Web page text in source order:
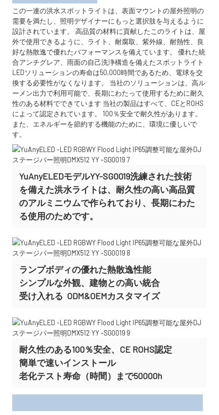
この一連の洪水スポットライトは、表面マウントの屋外照明の
需要を満たし、照明デザイナーにもっと選択肢を与えるように
設計されています。 高品質の材料に貢献したこのライトは、屋
外で使用できるように、ライト、耐腐取、紫外線、耐熱性、良
好な熱散逸で優れたパフォーマンスを備えています。 優れた統
合アンチグレア、雨面の自己洗浄構造を備えたスポットライト
LEDソリューションの寿命は50,000時間であるため、電球を交
換する必要性がなくなります。 当社のソリューションは、高ル
ーメン出力で利用可能で、長期にわたって使用するために耐久
性のある材料でできています 当社の製品はすべて、CEとROHS
によって認定されています。 100％安全で耐久性があります。
また、エネルギーを節約する機能のために、環境に優しいで
す。
YuAnyELEDモデルYY-SG0019洗練された技術
を備えた洪水ライトは、耐久性の高い高品質
のアルミニウムで作られており、長期にわた
る使用のためです。
ランプボディの優れた熱散逸性能
シンプルな外観、建物との高い統合
受け入れる ODM&OEMカスタマイズ
耐久性のある100％安全、CE ROHS認定
簡単で速いインストール
老化テスト寿命（時間）まで50000h